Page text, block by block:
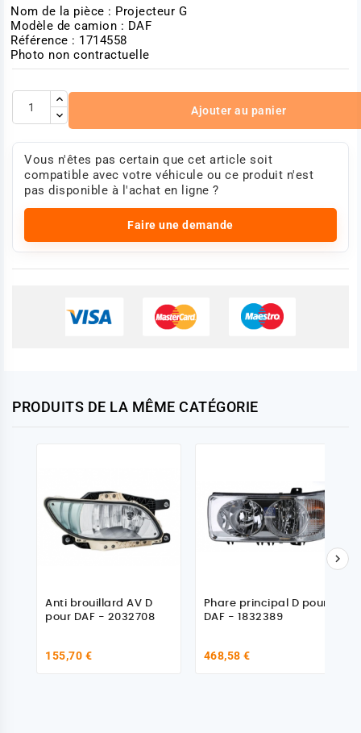
Nom de la pièce : Projecteur G
Modèle de camion : DAF
Référence : 1714558
Photo non contractuelle
Ajouter au panier
Vous n'êtes pas certain que cet article soit
compatible avec votre véhicule ou ce produit n'est
pas disponible à l'achat en ligne ?
Faire une demande
PRODUITS DE LA MÊME CATÉGORIE
Anti brouillard AV D
pour DAF - 2032708
155,70 €
Phare principal D pour
DAF - 1832389
468,58 €
